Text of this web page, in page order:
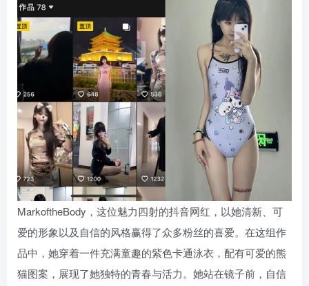
MarkoftheBody，这位魅力四射的抖音网红，以她清新、可
爱的形象以及自信的风格赢得了众多粉丝的喜爱。在这组作
品中，她穿着一件充满童趣的紫色卡通泳衣，配有可爱的熊
猫图案，展现了她独特的青春与活力。她站在镜子前，自信